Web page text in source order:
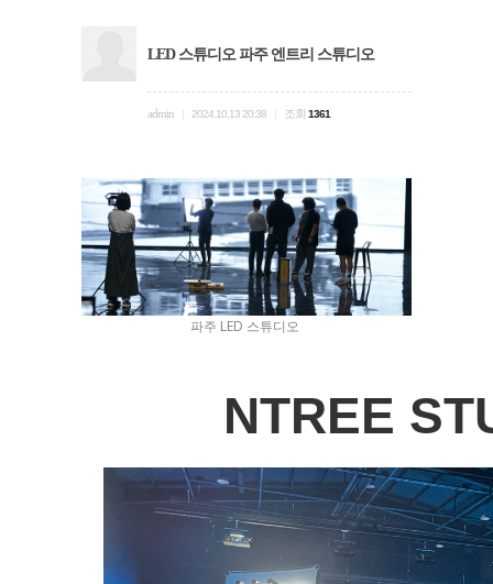
LED 스튜디오 파주 엔트리 스튜디오
admin 2024.10.13 20:38 조회 1361
파주 LED 스튜디오
NTREE